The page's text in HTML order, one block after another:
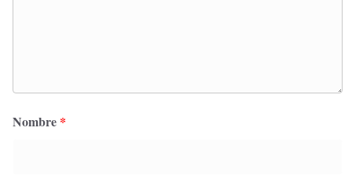
Nombre *